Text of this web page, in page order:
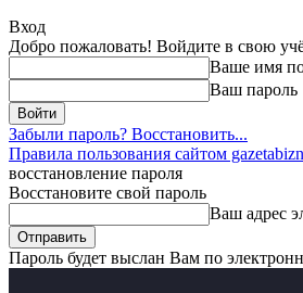
Вход
Добро пожаловать! Войдите в свою
Ваше имя
Ваш пароль
Забыли пароль? Восстановить...
Правила пользования сайтом
восстановление пароля
Восстановите свой пароль
Ваш адрес
Пароль будет выслан Вам по